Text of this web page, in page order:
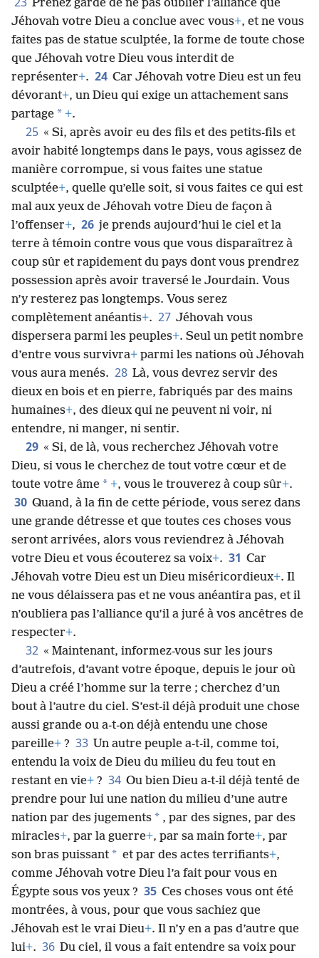
traverser et prendre possession de ce bon pays.
23 Prenez garde de ne pas oublier l’alliance que
Jéhovah votre Dieu a conclue avec vous+, et ne vous
faites pas de statue sculptée, la forme de toute chose
que Jéhovah votre Dieu vous interdit de
représenter+. 24 Car Jéhovah votre Dieu est un feu
dévorant +, un Dieu qui exige un attachement sans
partage * +.
25 « Si, après avoir eu des fils et des petits-fils et
avoir habité longtemps dans le pays, vous agissez de
manière corrompue, si vous faites une statue
sculptée +, quelle qu’elle soit, si vous faites ce qui est
mal aux yeux de Jéhovah votre Dieu de façon à
l’offenser+, 26 je prends aujourd’hui le ciel et la
terre à témoin contre vous que vous disparaîtrez à
coup sûr et rapidement du pays dont vous prendrez
possession après avoir traversé le Jourdain. Vous
n’y resterez pas longtemps. Vous serez
complètement anéantis+. 27 Jéhovah vous
dispersera parmi les peuples+. Seul un petit nombre
d’entre vous survivra +parmi les nations où Jéhovah
vous aura menés. 28 Là, vous devrez servir des
dieux en bois et en pierre, fabriqués par des mains
humaines +, des dieux qui ne peuvent ni voir, ni
entendre, ni manger, ni sentir.
29 « Si, de là, vous recherchez Jéhovah votre
Dieu, si vous le cherchez de tout votre cœur et de
toute votre âme * +, vous le trouverez à coup sûr+.
30 Quand, à la fin de cette période, vous serez dans
une grande détresse et que toutes ces choses vous
seront arrivées, alors vous reviendrez à Jéhovah
votre Dieu et vous écouterez sa voix+. 31 Car
Jéhovah votre Dieu est un Dieu miséricordieux+. Il
ne vous délaissera pas et ne vous anéantira pas, et il
n’oubliera pas l’alliance qu’il a juré à vos ancêtres de
respecter+.
32 « Maintenant, informez-vous sur les jours
d’autrefois, d’avant votre époque, depuis le jour où
Dieu a créé l’homme sur la terre ; cherchez d’un
bout à l’autre du ciel. S’est-il déjà produit une chose
aussi grande ou a-t-on déjà entendu une chose
pareille+? 33 Un autre peuple a-t-il, comme toi,
entendu la voix de Dieu du milieu du feu tout en
restant en vie +? 34 Ou bien Dieu a-t-il déjà tenté de
prendre pour lui une nation du milieu d’une autre
nation par des jugements * , par des signes, par des
miracles +, par la guerre+, par sa main forte+, par
son bras puissant * et par des actes terrifiants+,
comme Jéhovah votre Dieu l’a fait pour vous en
Égypte sous vos yeux ? 35 Ces choses vous ont été
montrées, à vous, pour que vous sachiez que
Jéhovah est le vrai Dieu+ . Il n’y en a pas d’autre que